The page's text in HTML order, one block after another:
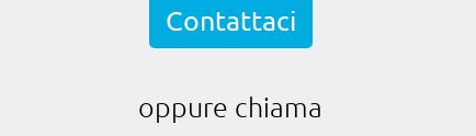
Contattaci
oppure chiama